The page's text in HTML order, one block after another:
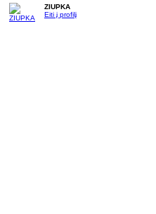
ZIUPKA
Eiti į profilį